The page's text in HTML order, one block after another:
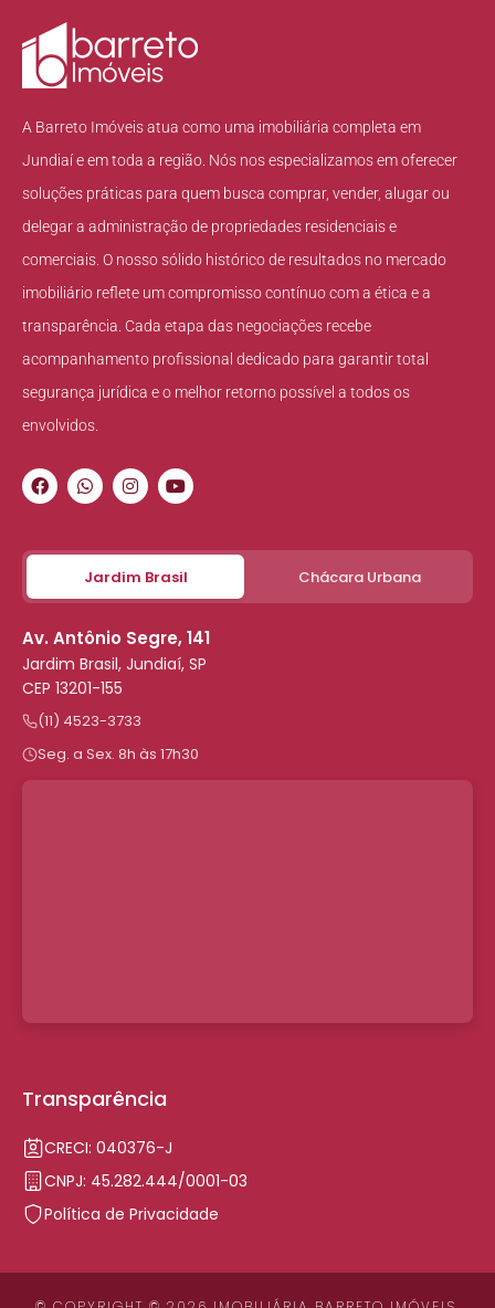
A Barreto Imóveis atua como uma imobiliária completa em
Jundiaí e em toda a região. Nós nos especializamos em oferecer
soluções práticas para quem busca comprar, vender, alugar ou
delegar a administração de propriedades residenciais e
comerciais. O nosso sólido histórico de resultados no mercado
imobiliário reflete um compromisso contínuo com a ética e a
transparência. Cada etapa das negociações recebe
acompanhamento profissional dedicado para garantir total
segurança jurídica e o melhor retorno possível a todos os
envolvidos.
Jardim Brasil Chácara Urbana
Av. Antônio Segre, 141
Jardim Brasil, Jundiaí, SP
CEP 13201-155
(11) 4523-3733
Seg. a Sex. 8h às 17h30
Transparência
CRECI: 040376-J
CNPJ: 45.282.444/0001-03
Política de Privacidade